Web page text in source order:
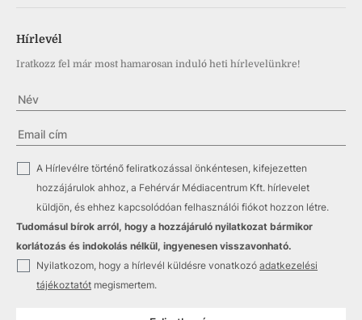
Hírlevél
Iratkozz fel már most hamarosan induló heti hírlevelünkre!
✓
A Hírlevélre történő feliratkozással önkéntesen, kifejezetten
hozzájárulok ahhoz, a Fehérvár Médiacentrum Kft. hírlevelet
küldjön, és ehhez kapcsolódóan felhasználói fiókot hozzon létre.
Tudomásul bírok arról, hogy a hozzájáruló nyilatkozat bármikor
korlátozás és indokolás nélkül, ingyenesen visszavonható.
✓ Nyilatkozom, hogy a hírlevél küldésre vonatkozó adatkezelési
tájékoztatót megismertem.